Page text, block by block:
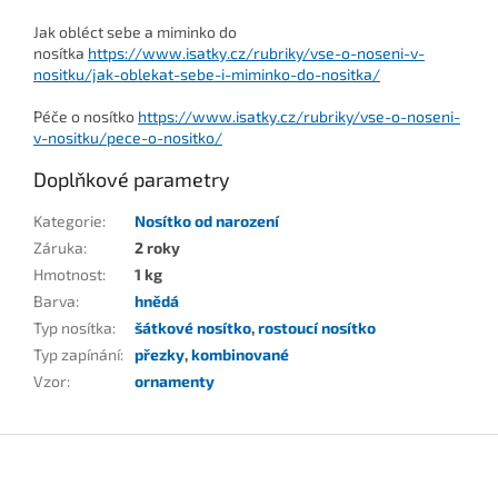
Jak obléct sebe a miminko do
nosítka https://www.isatky.cz/rubriky/vse-o-noseni-v-
nositku/jak-oblekat-sebe-i-miminko-do-nositka/
Péče o nosítko https://www.isatky.cz/rubriky/vse-o-noseni-
v-nositku/pece-o-nositko/
Doplňkové parametry
Kategorie:
Nosítko od narození
Záruka:
2 roky
Hmotnost:
1 kg
Barva:
hnědá
Typ nosítka: šátkové nosítko,rostoucí nosítko
Typ zapínání: přezky,kombinované
Vzor: ornamenty